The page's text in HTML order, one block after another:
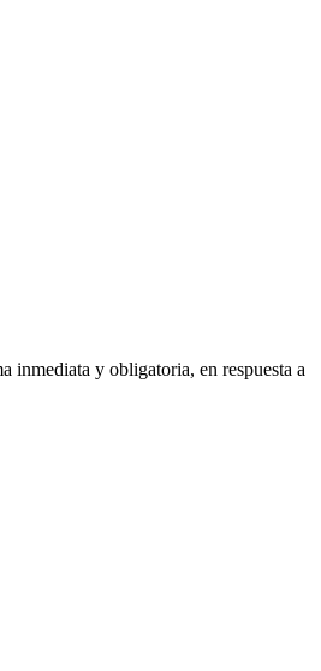
inmediata y obligatoria, en respuesta a